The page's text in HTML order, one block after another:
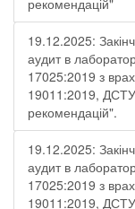
рекомендацій"
19.12.2025:
аудит в
17025:2019 з
19011:2019,
рекомендацій".
19.12.2025:
аудит в
17025:2019 з
19011:2019,